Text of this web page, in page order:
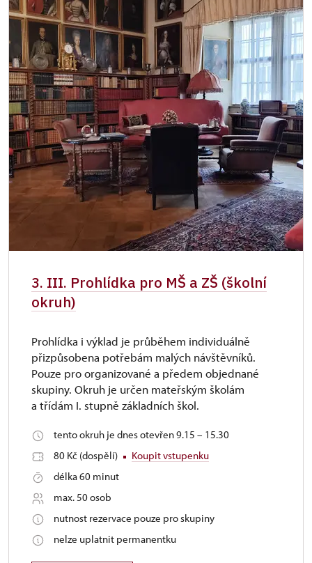
3. III. Prohlídka pro MŠ a ZŠ (školní
okruh)
Prohlídka i výklad je průběhem individuálně
přizpůsobena potřebám malých návštěvníků.
Pouze pro organizované a předem objednané
skupiny. Okruh je určen mateřským školám
a třídám I. stupně základních škol.
tento okruh je dnes otevřen 9.15 – 15.30
80 Kč (dospělí)
Koupit vstupenku
délka 60 minut
max. 50 osob
nutnost rezervace pouze pro skupiny
nelze uplatnit permanentku